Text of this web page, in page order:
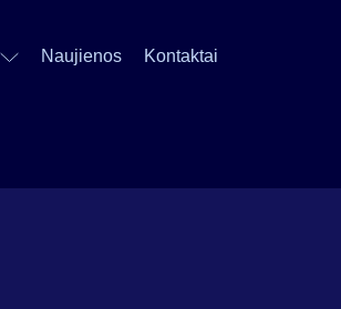
Naujienos Kontaktai